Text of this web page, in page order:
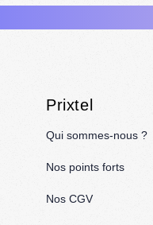
Prixtel
Qui sommes-nous ?
Nos points forts
Nos CGV